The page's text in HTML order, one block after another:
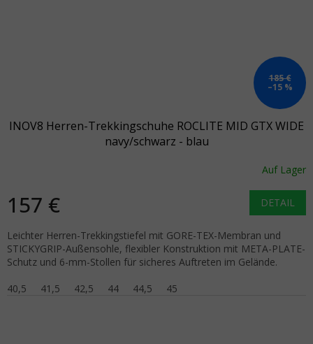
185 €
–15 %
INOV8 Herren-Trekkingschuhe ROCLITE MID GTX WIDE
navy/schwarz - blau
Auf Lager
157 € DETAIL
Leichter Herren-Trekkingstiefel mit GORE-TEX-Membran und
STICKYGRIP-Außensohle, flexibler Konstruktion mit META-PLATE-
Schutz und 6-mm-Stollen für sicheres Auftreten im Gelände.
40,5
41,5 42,5 44 44,5 45